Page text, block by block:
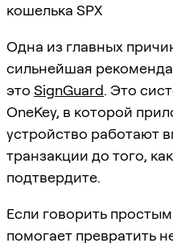
кошелька SPX
Одна из главных
сильнейшая
это SignGuard. Это
OneKey, в которой
устройство работают
транзакции до того,
подтвердите.
Если говорить
помогает превратить